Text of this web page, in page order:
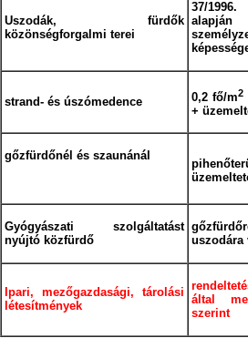
Uszodák, fürdők
közönségforgalmi terei
37/
strand- és úszómedence 0,2 fő/m2
+
gőzfürdőnél és szaunánál
Gyógyászati szolgáltatást
nyújtó közfürdő
uszodára
Ipari, mezőgazdasági, tárolási
létesítmények
által
szerint